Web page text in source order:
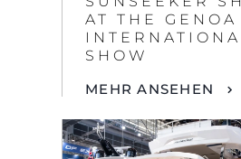
AT THE GENOA
SHOW
MEHR ANSEHEN